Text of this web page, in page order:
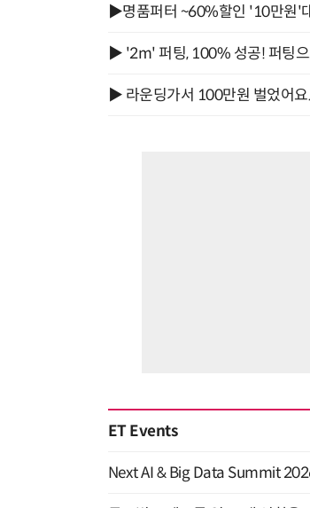
▶명품퍼터 ~60%할인 '10만원'
▶ '2m' 퍼팅, 100% 성공! 퍼팅
▶ 라운딩가서 100만원 벌었어
ET Events
Next AI & Big Data Summit